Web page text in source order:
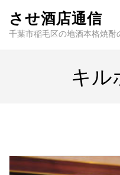
させ酒店通信
千葉市稲毛区の地酒本格焼酎
キル